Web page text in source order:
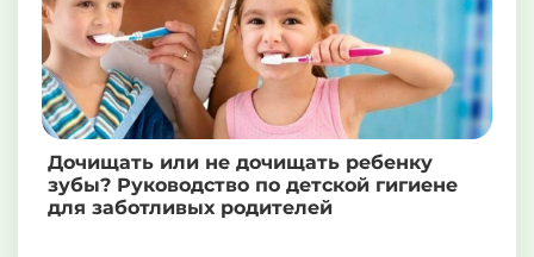
Дочищать или не дочищать ребенку
зубы? Руководство по детской гигиене
для заботливых родителей